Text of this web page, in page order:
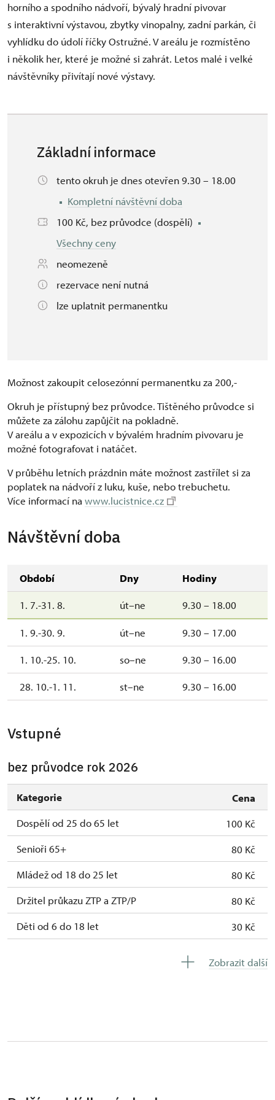
horního a spodního nádvoří, bývalý hradní pivovar
s interaktivní výstavou, zbytky vinopalny, zadní parkán, či
vyhlídku do údolí říčky Ostružné. V areálu je rozmístěno
i několik her, které je možné si zahrát. Letos malé i velké
návštěvníky přivítají nové výstavy.
Základní informace
tento okruh je dnes otevřen 9.30 – 18.00
Kompletní návštěvní doba
100 Kč, bez průvodce (dospělí)
Všechny ceny
neomezeně
rezervace není nutná
lze uplatnit permanentku
Možnost zakoupit celosezónní permanentku za 200,-
Okruh je přístupný bez průvodce. Tištěného průvodce si
můžete za zálohu zapůjčit na pokladně.
V areálu a v expozicích v bývalém hradním pivovaru je
možné fotografovat i natáčet.
V průběhu letních prázdnin máte možnost zastřílet si za
poplatek na nádvoří z luku, kuše, nebo trebuchetu.
Více informací na www.lucistnice.cz
Návštěvní doba
Období Dny Hodiny
1. 7.-31. 8. út–ne 9.30 – 18.00
1. 9.-30. 9. út–ne 9.30 – 17.00
1. 10.-25. 10. so–ne 9.30 – 16.00
28. 10.-1. 11. st–ne 9.30 – 16.00
Vstupné
bez průvodce rok 2026
Kategorie
Cena
Dospělí od 25 do 65 let
100 Kč
Senioři 65+
80 Kč
Mládež od 18 do 25 let
80 Kč
Držitel průkazu ZTP a ZTP/P
80 Kč
Děti od 6 do 18 let
30 Kč
dospělá osoba na 10 dětí)
Zobrazit další